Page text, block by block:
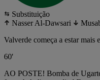
Substituição
Nasser Al-Dawsari
Valverde começa a estar mais
60'
AO POSTE! Bomba de